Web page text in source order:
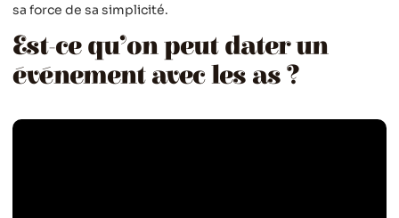
sa force de sa simplicité.
Est-ce qu’on peut dater un
événement avec les as ?